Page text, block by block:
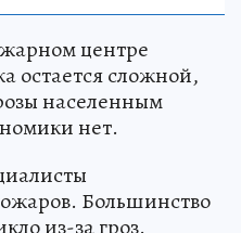
центре
остается сложной,
населенным
нет.
Большинство
из-за гроз.